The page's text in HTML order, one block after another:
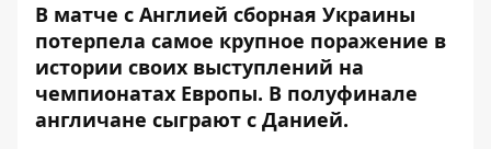
В матче с Англией сборная Украины
потерпела самое крупное поражение в
истории своих выступлений на
чемпионатах Европы. В полуфинале
англичане сыграют с Данией.